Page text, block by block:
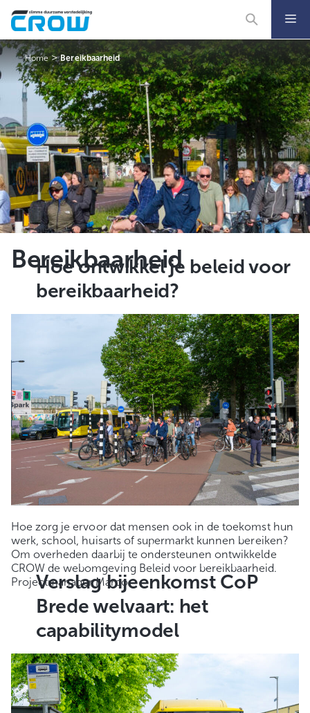
naar
de
inhoud
Home>Bereikbaarheid
Bereikbaarheid
Hoe ontwikkel je beleid voor
bereikbaarheid?
Hoe zorg je ervoor dat mensen ook in de toekomst hun
werk, school, huisarts of supermarkt kunnen bereiken?
Om overheden daarbij te ondersteunen ontwikkelde
CROW de webomgeving Beleid voor bereikbaarheid.
Projectmanager Marco
Verslag bijeenkomst CoP
Brede welvaart: het
capabilitymodel